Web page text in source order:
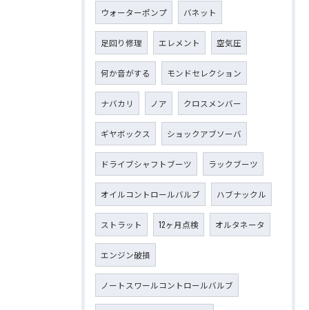
ウォーターポンプ バネット
足回り修理 エレメント 空気圧
何か音がする モンドセレクション
ナバカリ ノア クロスメンバー
ギヤボックス ショックアブソーバ
ドライブシャフトブーツ ラックブーツ
オイルコントロールバルブ ハブナックル
ストラット 12ヶ月点検 オルタネータ
エンジン破損
ノートスワールコントロールバルブ